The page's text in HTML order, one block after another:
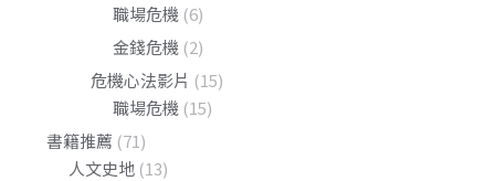
職場危機 (6)
金錢危機 (2)
危機心法影片 (15)
職場危機 (15)
書籍推薦 (71)
人文史地 (13)